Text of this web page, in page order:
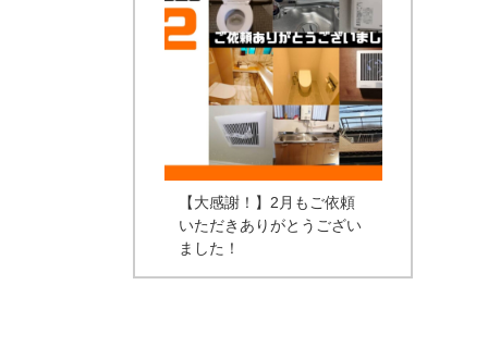
【大感謝！】2月もご依頼
いただきありがとうござい
ました！